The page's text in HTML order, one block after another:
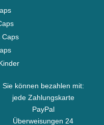
Caps
Sie können bezahlen mit:
jede Zahlungskarte
PayPal
Überweisungen 24